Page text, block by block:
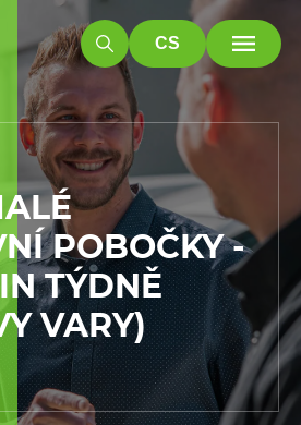
CS
POBOČKY -
TÝDNĚ
VARY)